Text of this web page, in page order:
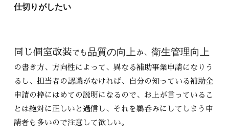
仕切りがしたい
同じ個室改装でも 品質の向上 か、衛生管理向上
の書き方、方向性によって、異なる補助事業申請になりう
るし、担当者の認識がなければ、自分の知っている補助金
申請の枠にはめての説明になるので、お上が言っているこ
とは絶対に正しいと過信し、それを鵜呑みにしてしまう申
請者も多いので注意して欲しい。